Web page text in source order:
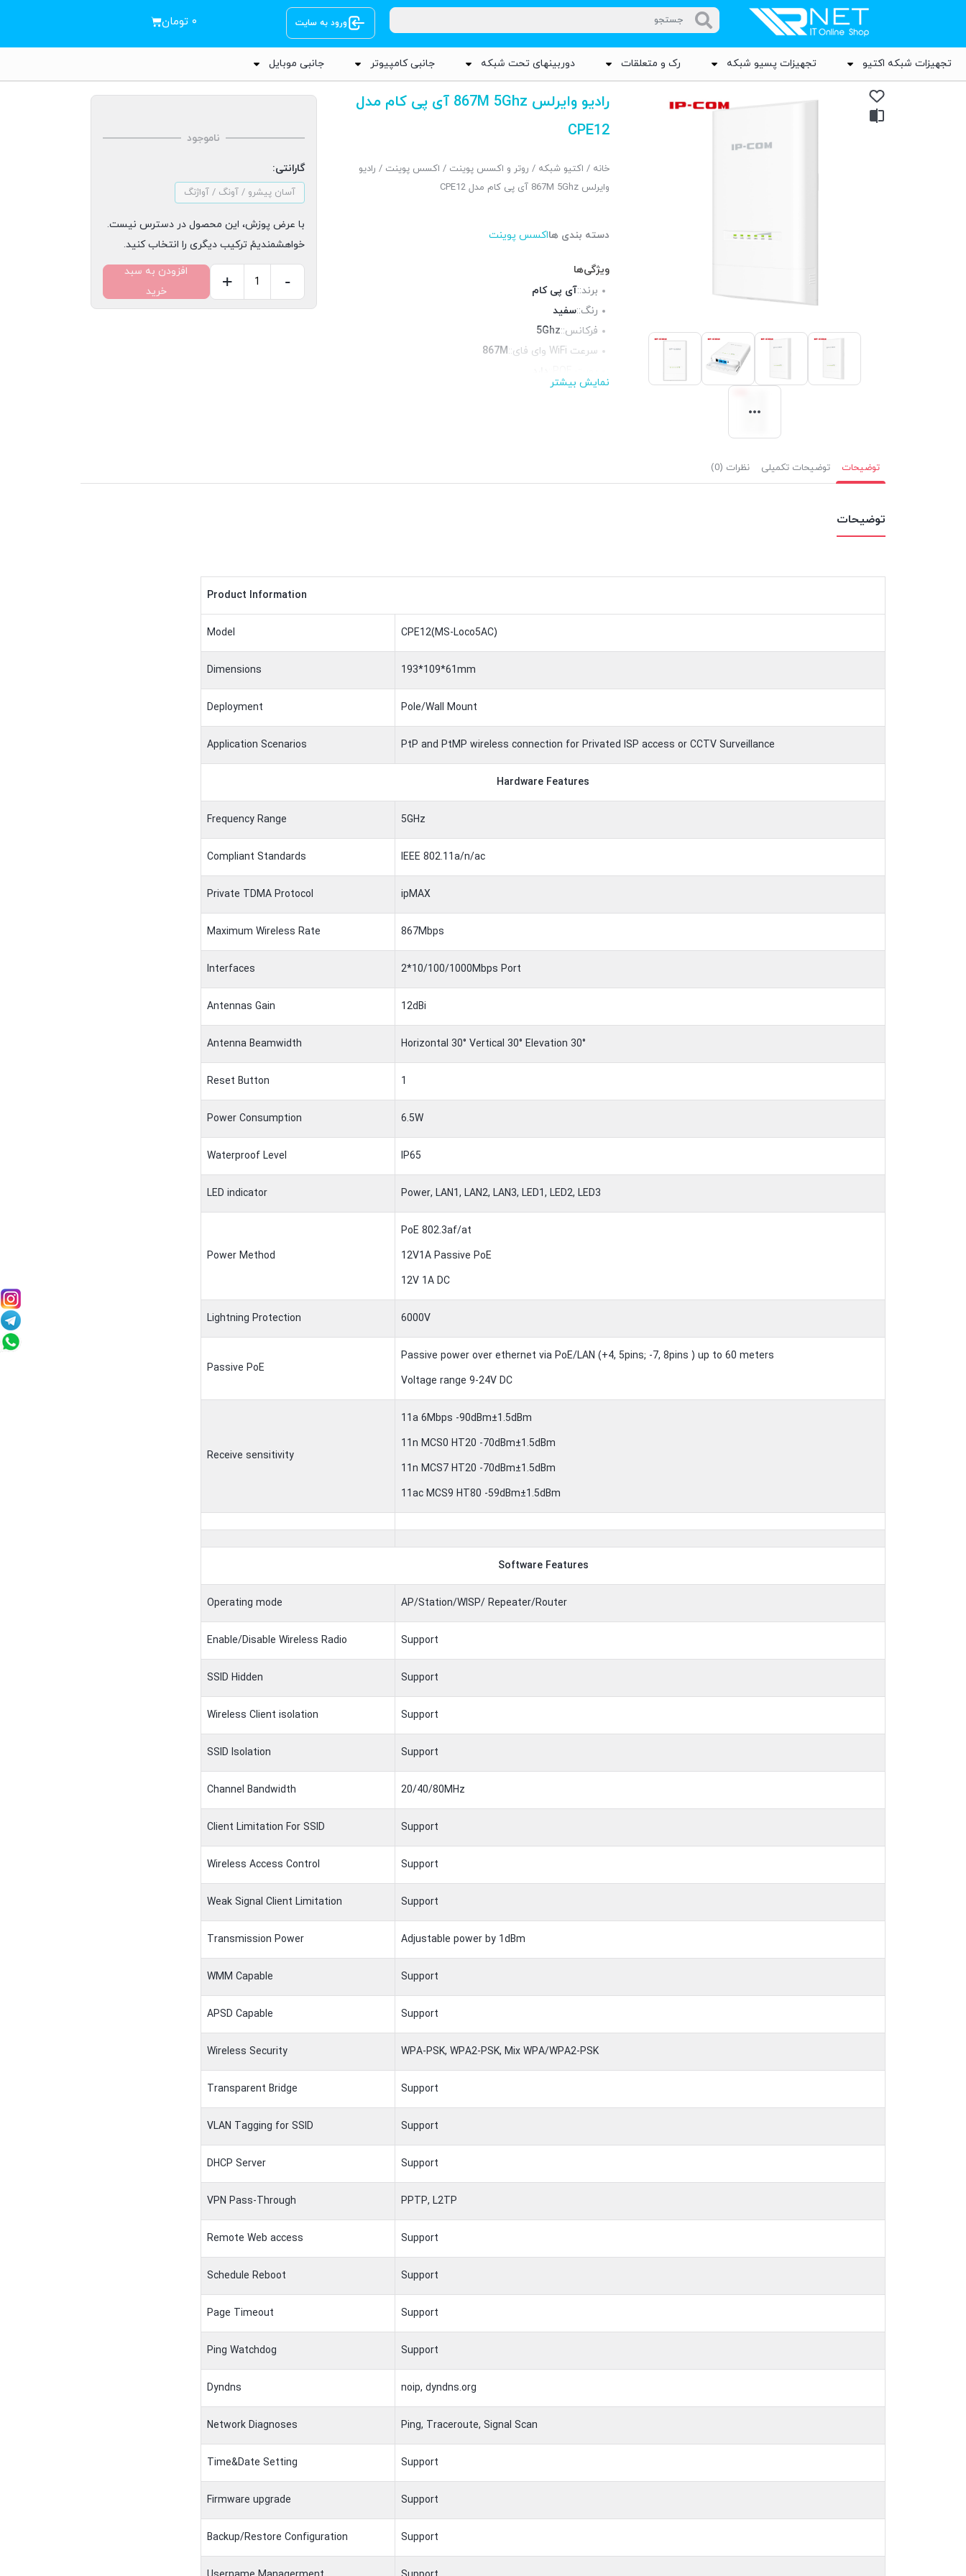
ورود به سایت ۰ تومان
تجهیزات شبکه اکتیو تجهیزات پسیو شبکه رک و متعلقات دوربینهای تحت شبکه جانبی کامپیوتر جانبی موبایل
رادیو وایرلس 867M 5Ghz آی پی کام مدل
CPE12
خانه / اکتیو شبکه / روتر و اکسس پوینت / اکسس پوینت / رادیو
وایرلس 867M 5Ghz آی پی کام مدل CPE12
دسته بندی هااکسس پوینت
ویژگی‌ها
برند::آی پی کام
رنگ::سفید
فرکانس::5Ghz
سرعت WiFi وای فای::
867M
پورت شبکه::
نمایش بیشتر
ناموجود
گارانتی:
آسان پیشرو / آونگ / آواژنگ
با عرض پوزش، این محصول در دسترس نیست.
خواهشمندیمً ترکیب دیگری را انتخاب کنید.
-
+
افزودن به سبد
خرید
توضیحات توضیحات تکمیلی نظرات (0)
توضیحات
Product Information
Model CPE12(MS-Loco5AC)
Dimensions 193*109*61mm
Deployment Pole/Wall Mount
Application Scenarios PtP and PtMP wireless connection for Privated ISP access or CCTV Surveillance
Hardware Features
Frequency Range 5GHz
Compliant Standards IEEE 802.11a/n/ac
Private TDMA Protocol ipMAX
Maximum Wireless Rate 867Mbps
Interfaces 2*10/100/1000Mbps Port
Antennas Gain 12dBi
Antenna Beamwidth Horizontal 30° Vertical 30° Elevation 30°
Reset Button 1
Power Consumption 6.5W
Waterproof Level IP65
LED indicator Power, LAN1, LAN2, LAN3, LED1, LED2, LED3
Power Method
PoE 802.3af/at
12V1A Passive PoE
12V 1A DC
Lightning Protection 6000V
Passive PoE
Passive power over ethernet via PoE/LAN (+4, 5pins; -7, 8pins ) up to 60 meters
Voltage range 9-24V DC
Receive sensitivity
11a 6Mbps -90dBm±1.5dBm
11n MCS0 HT20 -70dBm±1.5dBm
11n MCS7 HT20 -70dBm±1.5dBm
11ac MCS9 HT80 -59dBm±1.5dBm
Software Features
Operating mode AP/Station/WISP/ Repeater/Router
Enable/Disable Wireless Radio Support
SSID Hidden Support
Wireless Client isolation Support
SSID Isolation Support
Channel Bandwidth 20/40/80MHz
Client Limitation For SSID Support
Wireless Access Control Support
Weak Signal Client Limitation Support
Transmission Power Adjustable power by 1dBm
WMM Capable Support
APSD Capable Support
Wireless Security WPA-PSK, WPA2-PSK, Mix WPA/WPA2-PSK
Transparent Bridge Support
VLAN Tagging for SSID Support
DHCP Server Support
VPN Pass-Through PPTP, L2TP
Remote Web access Support
Schedule Reboot Support
Page Timeout Support
Ping Watchdog Support
Dyndns noip, dyndns.org
Network Diagnoses Ping, Traceroute, Signal Scan
Time&Date Setting Support
Firmware upgrade Support
Backup/Restore Configuration Support